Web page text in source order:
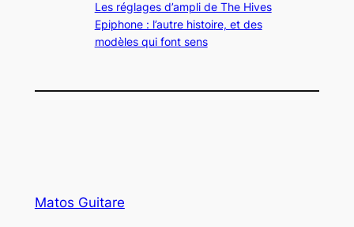
Les réglages d’ampli de The Hives
Epiphone : l’autre histoire, et des
modèles qui font sens
Matos Guitare